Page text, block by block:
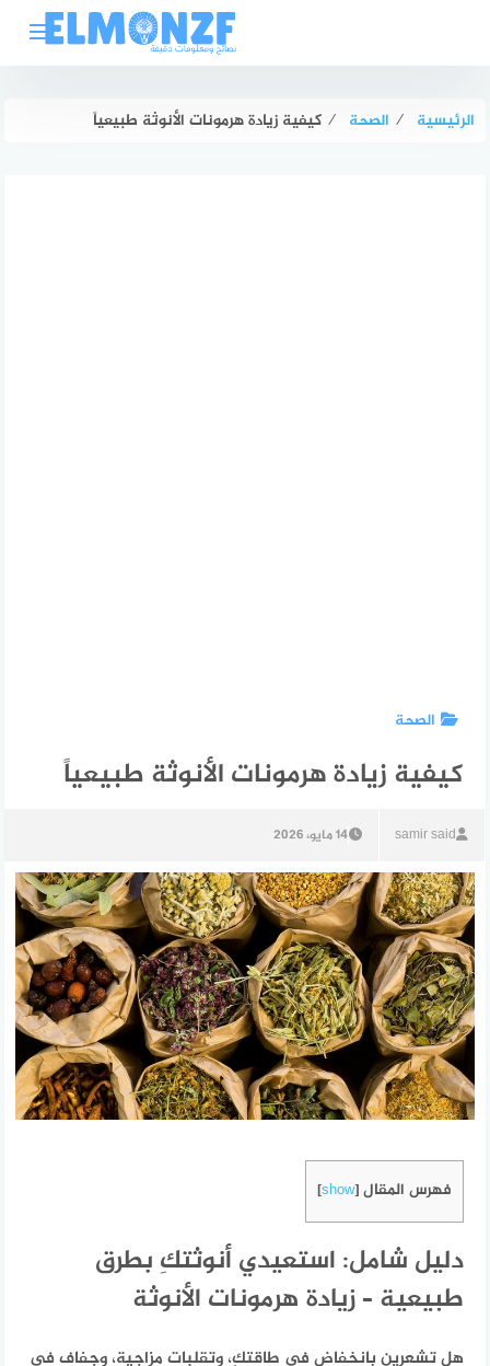
الرئيسية ⁄ الصحة ⁄ كيفية زيادة هرمونات الأنوثة طبيعياً
الصحة
كيفية زيادة هرمونات الأنوثة طبيعياً
samir said 14 مايو، 2026
فهرس المقال [
show
]
دليل شامل: استعيدي أنوثتكِ بطرق
طبيعية – زيادة هرمونات الأنوثة
هل تشعرين بانخفاض في طاقتكِ، وتقلبات مزاجية، وجفاف في